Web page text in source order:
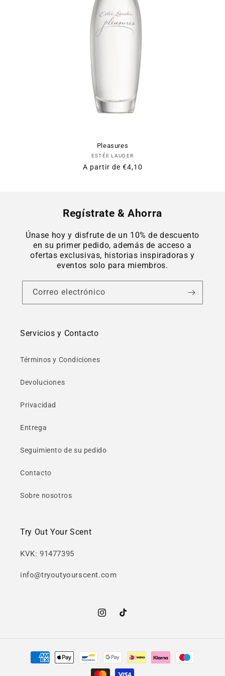
Pleasures
Proveedor:
ESTÉE LAUDER
Precio
Precio
A partir de €4,10
Regístrate & Ahorra
Únase hoy y disfrute de un 10% de descuento
en su primer pedido, además de acceso a
ofertas exclusivas, historias inspiradoras y
eventos solo para miembros.
Correo electrónico
Servicios y Contacto
Términos y Condiciones
Devoluciones
Privacidad
Entrega
Seguimiento de su pedido
Contacto
Sobre nosotros
Try Out Your Scent
KVK: 91477395
info@tryoutyourscent.com
https://www.instagram.com/
https://www.tiktok.com/
Formas